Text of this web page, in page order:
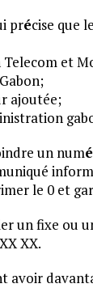
précise que
Telecom et
ajoutée;
un numé
le 0 et
un fixe ou
XX.
avoir